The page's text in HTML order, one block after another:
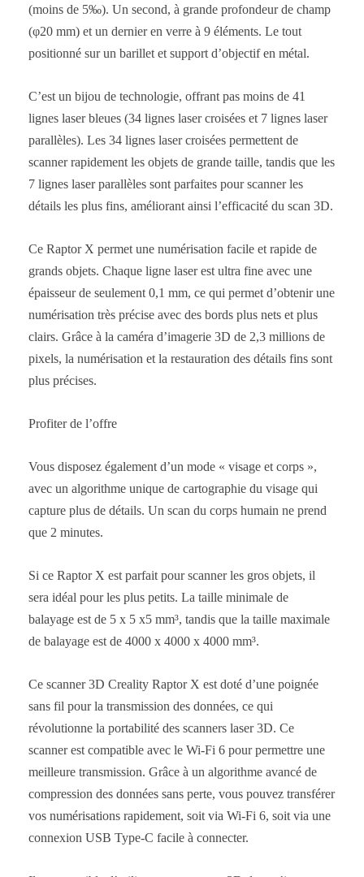
(moins de 5‰). Un second, à grande profondeur de champ
(φ20 mm) et un dernier en verre à 9 éléments. Le tout
positionné sur un barillet et support d’objectif en métal.
C’est un bijou de technologie, offrant pas moins de 41
lignes laser bleues (34 lignes laser croisées et 7 lignes laser
parallèles). Les 34 lignes laser croisées permettent de
scanner rapidement les objets de grande taille, tandis que les
7 lignes laser parallèles sont parfaites pour scanner les
détails les plus fins, améliorant ainsi l’efficacité du scan 3D.
Ce Raptor X permet une numérisation facile et rapide de
grands objets. Chaque ligne laser est ultra fine avec une
épaisseur de seulement 0,1 mm, ce qui permet d’obtenir une
numérisation très précise avec des bords plus nets et plus
clairs. Grâce à la caméra d’imagerie 3D de 2,3 millions de
pixels, la numérisation et la restauration des détails fins sont
plus précises.
Profiter de l’offre
Vous disposez également d’un mode « visage et corps »,
avec un algorithme unique de cartographie du visage qui
capture plus de détails. Un scan du corps humain ne prend
que 2 minutes.
Si ce Raptor X est parfait pour scanner les gros objets, il
sera idéal pour les plus petits. La taille minimale de
balayage est de 5 x 5 x5 mm³, tandis que la taille maximale
de balayage est de 4000 x 4000 x 4000 mm³.
Ce scanner 3D Creality Raptor X est doté d’une poignée
sans fil pour la transmission des données, ce qui
révolutionne la portabilité des scanners laser 3D. Ce
scanner est compatible avec le Wi-Fi 6 pour permettre une
meilleure transmission. Grâce à un algorithme avancé de
compression des données sans perte, vous pouvez transférer
vos numérisations rapidement, soit via Wi-Fi 6, soit via une
connexion USB Type-C facile à connecter.